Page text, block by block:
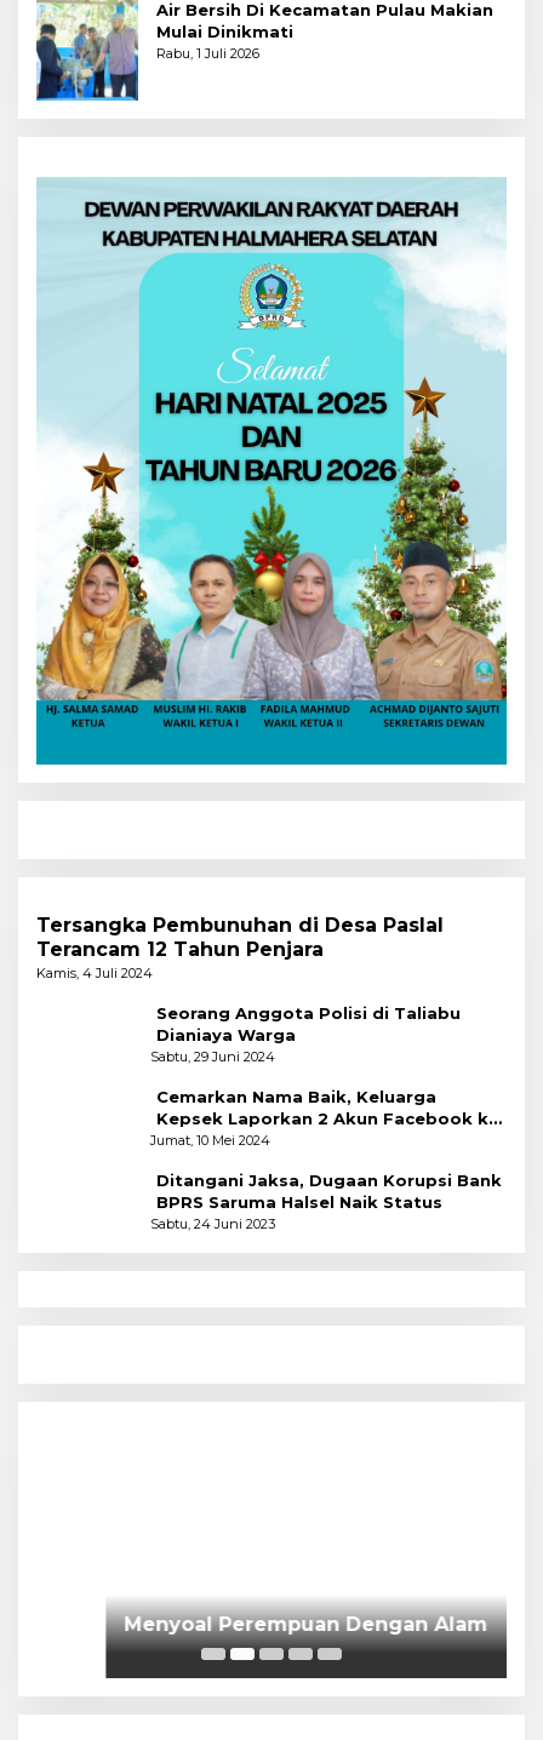
Air Bersih Di Kecamatan Pulau Makian
Mulai Dinikmati
Rabu, 1 Juli 2026
Tersangka Pembunuhan di Desa Paslal
Terancam 12 Tahun Penjara
Kamis, 4 Juli 2024
Seorang Anggota Polisi di Taliabu
Dianiaya Warga
Sabtu, 29 Juni 2024
Cemarkan Nama Baik, Keluarga
Kepsek Laporkan 2 Akun Facebook ke
Polres
Jumat, 10 Mei 2024
Ditangani Jaksa, Dugaan Korupsi Bank
BPRS Saruma Halsel Naik Status
Sabtu, 24 Juni 2023